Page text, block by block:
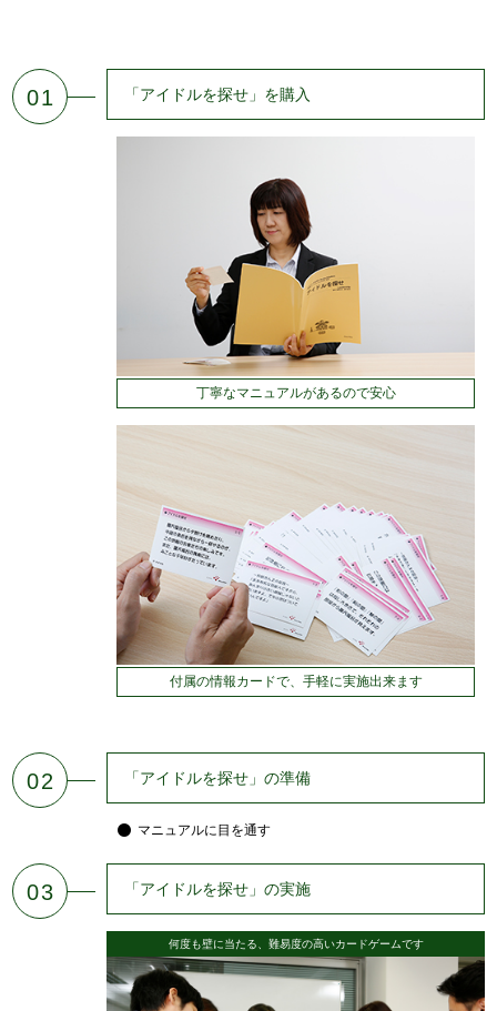
01 「アイドルを探せ」を購入
丁寧なマニュアルがあるので安心
付属の情報カードで、手軽に実施出来ます
02 「アイドルを探せ」の準備
マニュアルに目を通す
03 「アイドルを探せ」の実施
何度も壁に当たる、難易度の高いカードゲームです